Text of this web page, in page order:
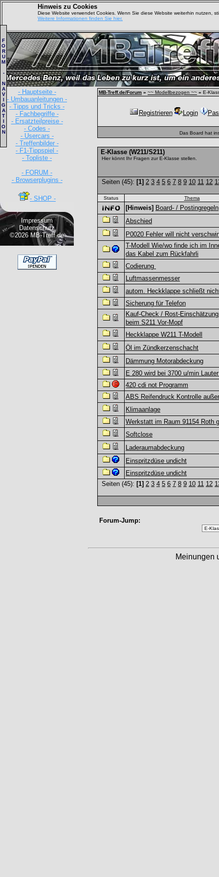
Hinweis zu Cookies
Diese Website verwendet Cookies. Wenn Sie diese Website weiterhin nutzen,
Weitere Informationen finden Sie hier.
- Hauptseite -
- Umbauanleitungen -
- Tipps und Tricks -
- Fachbegriffe -
- Ersatzteilpreise -
- Codes -
- Usercars -
- Treffenbilder -
- F1-Tippspiel -
- Topliste -
- FORUM -
- Browserplugins -
- SHOP -
Impressum
Datenschutz
©2026 MB-Treff.de
F
O
R
U
M
-
N
A
V
I
G
A
T
I
O
N
MB-Treff.de/Forum » ~~ Modellbezogen ~~ » E-
Registrieren Login
Das Board hat
E-Klasse (W211/S211)
Hier könnt Ihr Fragen zur E-Klasse stellen.
Seiten (45): [1] 2 3 4 5 6 7 8 9 10 11 12
Status Thema
[Hinweis] Board- / Postingregeln
Abschied
P0020 Fehler will nicht
T-Modell Wie/wo finde ich im
das Kabel zum Rückfahrli
Codierung
Luftmassenmesser
autom. Heckklappe schließt
Sicherung für Telefon
Kauf-Check / Rost-
beim S211 Vor-Mopf
Heckklappe W211 T-Modell
Öl im Zündkerzenschacht
Dämmung Motorabdeckung
E 280 wird bei 3700 u/min
420 cdi not Programm
ABS Reifendruck Kontrolle
Klimaanlage
Werkstatt im Raum 91154 Roth
Softclose
Laderaumabdeckung
Einspritzdüse undicht
Einspritzdüse undicht
Seiten (45): [1] 2 3 4 5 6 7 8 9 10 11 12
Forum-Jump:
Meinungen